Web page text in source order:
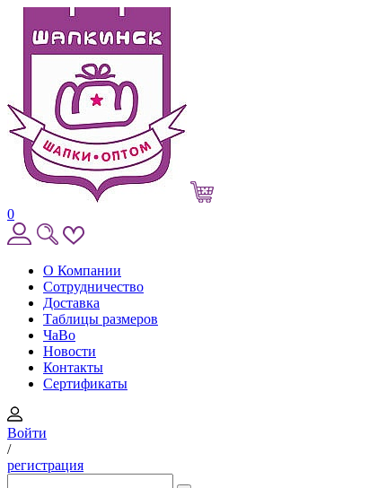
0
О Компании
Сотрудничество
Доставка
Таблицы размеров
ЧаВо
Новости
Контакты
Сертификаты
Войти
/
регистрация